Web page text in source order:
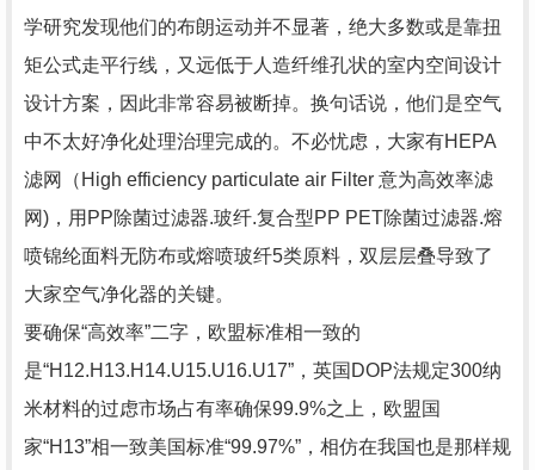
学研究发现他们的布朗运动并不显著，绝大多数或是靠扭
矩公式走平行线，又远低于人造纤维孔状的室内空间设计
设计方案，因此非常容易被断掉。换句话说，他们是空气
中不太好净化处理治理完成的。不必忧虑，大家有HEPA
滤网（High efficiency particulate air Filter 意为高效率滤
网)，用PP除菌过滤器.玻纤.复合型PP PET除菌过滤器.熔
喷锦纶面料无防布或熔喷玻纤5类原料，双层层叠导致了
大家空气净化器的关键。
要确保“高效率”二字，欧盟标准相一致的
是“H12.H13.H14.U15.U16.U17”，英国DOP法规定300纳
米材料的过虑市场占有率确保99.9%之上，欧盟国
家“H13”相一致美国标准“99.97%”，相仿在我国也是那样规